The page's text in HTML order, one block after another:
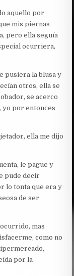
aquello por
mis piernas
pero ella seguía
ocurriera,
pusiera la blusa y
otros, ella se
se acerco
yo por entonces
ella me dijo
le pague y
pude decir
lo tonta que era y
de ser
mas
como no
por la